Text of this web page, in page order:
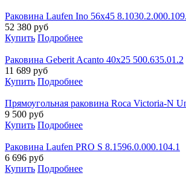
Раковина Laufen Ino 56x45
52 380 руб
Купить Подробнее
Раковина Geberit Acanto 40x25 500.635.01.2
11 689 руб
Купить Подробнее
Прямоугольная раковина Roca Victoria-N
9 500 руб
Купить Подробнее
Раковина Laufen PRO S 8.1596.0.000.104.1
6 696 руб
Купить Подробнее